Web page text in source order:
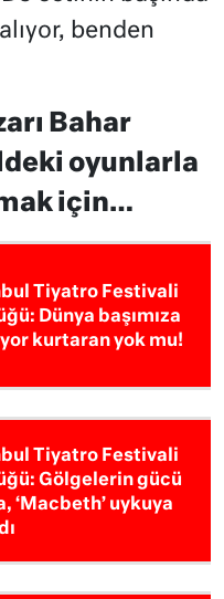
benden
Bahar
oyunlarla
için…
Tiyatro Festivali
Dünya başımıza
kurtaran yok mu!
Tiyatro Festivali
Gölgelerin gücü
‘Macbeth’ uykuya